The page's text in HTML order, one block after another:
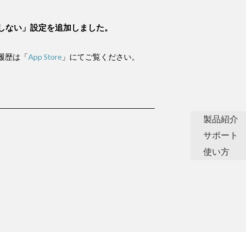
製品紹介
サポート
使い方
い」設定を追加しました。
歴は「App Store」にてご覧ください。